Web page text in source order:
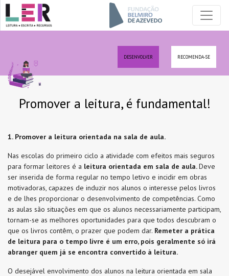
DESENVOLVER RECOMENDA-SE
Promover a leitura, é fundamental!
1. Promover a leitura orientada na sala de aula.
Nas escolas do primeiro ciclo a atividade com efeitos mais seguros
para formar leitores é a leitura orientada em sala de aula.Deve
ser inserida de forma regular no tempo letivo e incidir em obras
motivadoras, capazes de induzir nos alunos o interesse pelos livros
e de lhes proporcionar o desenvolvimento de competências. Como
as aulas são situações em que os alunos necessariamente participam,
tornam-se as melhores oportunidades para que todos descubram o
que os livros contêm, o prazer que podem dar. Remeter a prática
de leitura para o tempo livre é um erro, pois geralmente só irá
abranger quem já se encontra convertido à leitura.
O desejável envolvimento dos alunos na leitura orientada em sala